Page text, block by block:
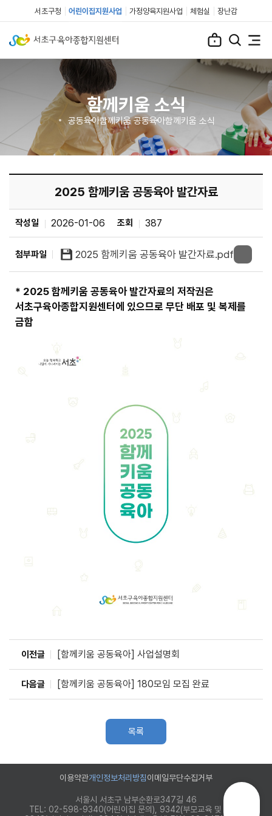
서초구청 어린이집지원사업 가정양육지원사업 체험실 장난감
함께키움 소식
공동육아함께키움 공동육아함께키움 소식
2025 함께키움 공동육아 발간자료
작성일 2026-01-06 조회 387
첨부파일 2025 함께키움 공동육아 발간자료.pdf
* 2025 함께키움 공동육아 발간자료의 저작권은
서초구육아종합지원센터에 있으므로 무단 배포 및 복제를
금함
이전글 [함께키움 공동육아] 사업설명회
다음글 [함께키움 공동육아] 180모임 모집 완료
목록
이용약관개인정보처리방침이메일무단수집거부
서울시 서초구 남부순환로347길 46
TEL: 02-598-9340(어린이집 문의), 9342(부모교육 및 상담),